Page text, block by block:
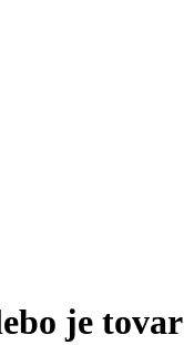
je tovar